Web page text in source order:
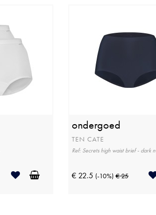
ondergoed
TEN CATE
Ref: Secrets high waist brief - dark
€ 22.5 (-10%) € 25